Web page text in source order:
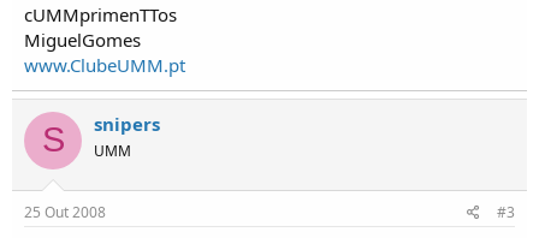
cUMMprimenTTos
MiguelGomes
www.ClubeUMM.pt
S snipers
UMM
25 Out 2008 #3